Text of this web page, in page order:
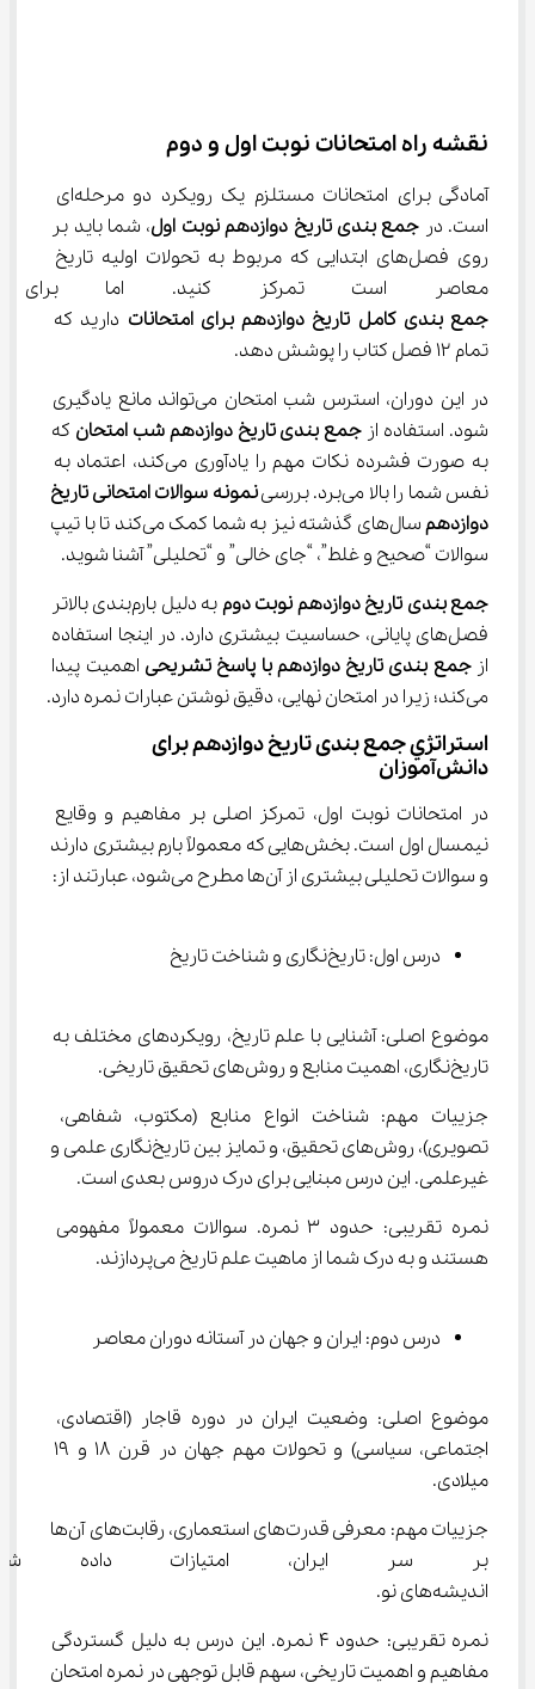
نقشه راه امتحانات نوبت اول و دوم
آمادگی برای امتحانات مستلزم یک رویکرد دو مرحله‌ای
است. در جمع بندی تاریخ دوازدهم نوبت اول، شما باید بر
روی فصل‌های ابتدایی که مربوط به تحولات اولیه تاریخ
معاصر است تمرکز کنید. اما
جمع بندی کامل تاریخ دوازدهم برای امتحانات دارید که
تمام ۱۲ فصل کتاب را پوشش دهد.
در این دوران، استرس شب امتحان می‌تواند مانع یادگیری
شود. استفاده از جمع بندی تاریخ دوازدهم شب امتحان که
به صورت فشرده نکات مهم را یادآوری می‌کند، اعتماد به
نفس شما را بالا می‌برد. بررسی
نمونه سوالاتامتحانی تاریخ
دوازدهم
سال‌های گذشته نیز به شما کمک می‌کند تا با تیپ
سوالات “صحیح و غلط”، “جای خالی” و “تحلیلی” آشنا شوید.
جمع بندی تاریخ دوازدهم نوبت دوم
به دلیل بارم‌بندی بالاتر
فصل‌های پایانی، حساسیت بیشتری دارد. در اینجا استفاده
از جمع بندی تاریخ دوازدهم با پاسخ تشریحی اهمیت پیدا
می‌کند؛ زیرا در امتحان نهایی، دقیق نوشتن عبارات نمره دارد.
استراتژي جمع بندی تاریخ دوازدهم برای
دانش‌آموزان
در امتحانات نوبت اول، تمرکز اصلی بر مفاهیم و وقایع
نیمسال اول است. بخش‌هایی که معمولاً بارم بیشتری دارند
و سوالات تحلیلی بیشتری از آن‌ها مطرح می‌شود، عبارتند از:
درس اول: تاریخ‌نگاری و شناخت تاریخ
موضوع اصلی: آشنایی با علم تاریخ، رویکردهای مختلف به
تاریخ‌نگاری، اهمیت منابع و روش‌های تحقیق تاریخی.
جزییات مهم: شناخت انواع منابع (مکتوب، شفاهی،
تصویری)، روش‌های تحقیق، و تمایز بین تاریخ‌نگاری علمی و
غیرعلمی. این درس مبنایی برای درک دروس بعدی است.
نمره تقریبی: حدود ۳ نمره. سوالات معمولاً مفهومی
هستند و به درک شما از ماهیت علم تاریخ می‌پردازند.
درس دوم: ایران و جهان در آستانه دوران معاصر
موضوع اصلی: وضعیت ایران در دوره قاجار (اقتصادی،
میلادی.
جزییات مهم: معرفی قدرت‌های استعماری، رقابت‌های آن‌ها
بر سر ایران، امتیازات داده
اندیشه‌های نو.
نمره تقریبی: حدود ۴ نمره. این درس به دلیل گستردگی
مفاهیم و اهمیت تاریخی، سهم قابل توجهی در نمره امتحان